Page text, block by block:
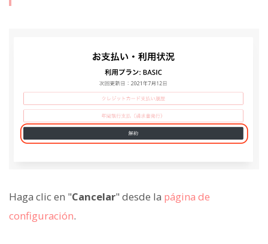
Haga clic en "Cancelar" desde la página de
configuración.